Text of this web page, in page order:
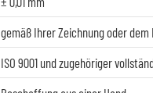
gemäß Ihrer Zeichnung oder dem
ISO 9001 und zugehöriger